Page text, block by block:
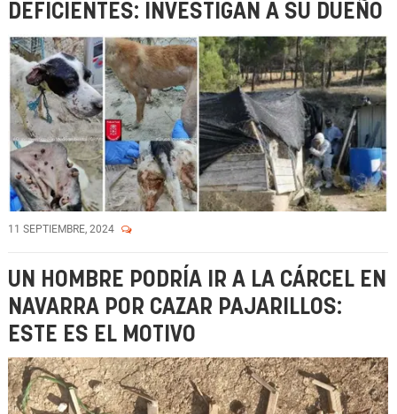
DEFICIENTES: INVESTIGAN A SU DUEÑO
11 SEPTIEMBRE, 2024
UN HOMBRE PODRÍA IR A LA CÁRCEL EN
NAVARRA POR CAZAR PAJARILLOS:
ESTE ES EL MOTIVO